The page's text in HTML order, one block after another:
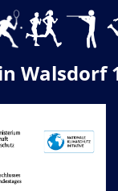
Walsdorf